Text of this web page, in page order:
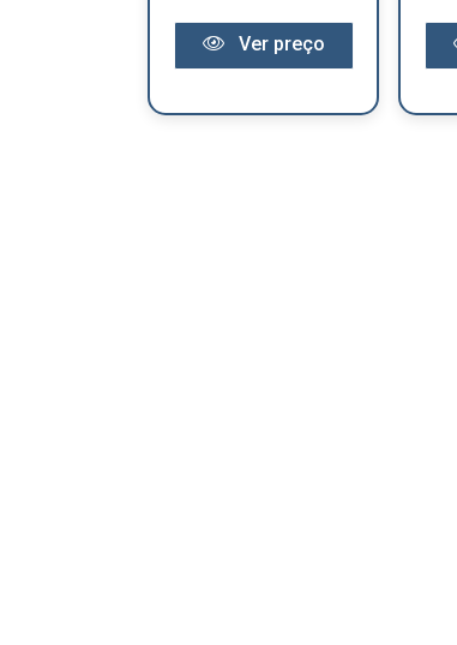
Ver preço